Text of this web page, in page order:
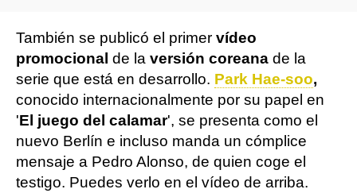
También se publicó el primer vídeo
promocional de la versión coreana de la
serie que está en desarrollo. Park Hae-soo,
conocido internacionalmente por su papel en
'El juego del calamar', se presenta como el
nuevo Berlín e incluso manda un cómplice
mensaje a Pedro Alonso, de quien coge el
testigo. Puedes verlo en el vídeo de arriba.